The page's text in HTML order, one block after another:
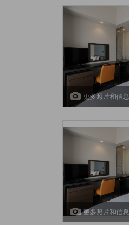
更多照片和信息
更多照片和信息